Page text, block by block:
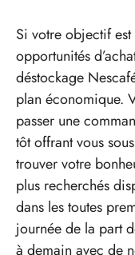
Si votre objectif
opportunités
déstockage
plan économique.
passer une
tôt offrant vous
trouver votre
plus recherchés
dans les toutes
journée de la part
à demain avec de